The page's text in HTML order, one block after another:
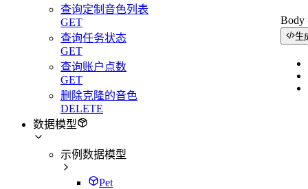
查询定制音色列表
GET
查询任务状态
GET
查询账户点数
GET
删除克隆的音色
DELETE
数据模型
示例数据模型
Pet
Body
生